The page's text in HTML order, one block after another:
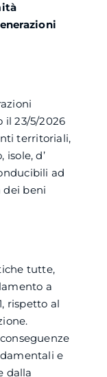
il 23/5/2026
territoriali,
d’
ad
dei beni
tutte,
a
rispetto al
e
dalla